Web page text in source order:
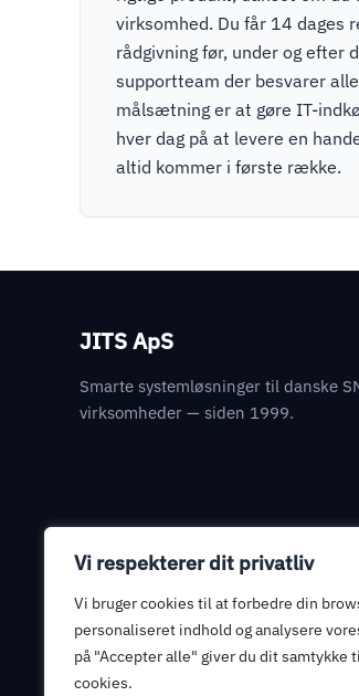
Vi respekterer dit privatliv
Vi bruger cookies til at forbedre din
personaliseret indhold og analysere
på "Accepter alle" giver du dit samtykke
cookies.
virksomhed. Du får 14 dages
rådgivning før, under og efter
supportteam der besvarer
målsætning er at gøre IT-
hver dag på at levere en
altid kommer i første række.
JITS ApS
Smarte systemløsninger til danske
virksomheder — siden 1999.
Juridisk
Databehandleraftale
Informationssikkerhed
Privatlivspolitik